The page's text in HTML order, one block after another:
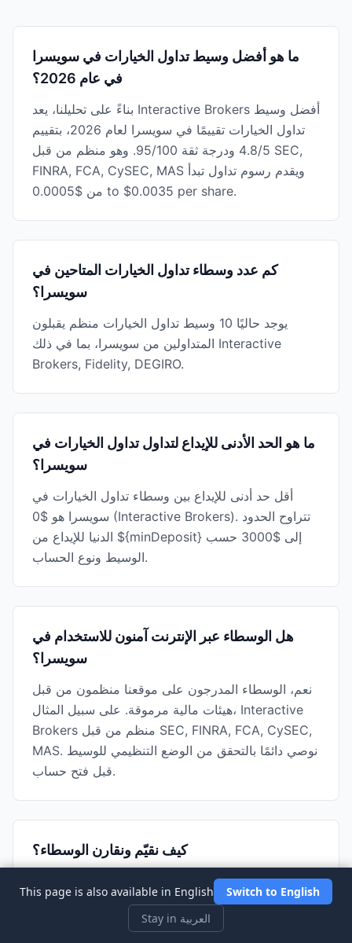
ما هو أفضل وسيط تداول الخيارات في سويسرا
في عام 2026؟
بناءً على تحليلنا، يعد Interactive Brokers أفضل وسيط
تداول الخيارات تقييمًا في سويسرا لعام 2026، بتقييم
4.8/5 ودرجة ثقة 95/100. وهو منظم من قبل SEC,
FINRA, FCA, CySEC, MAS ويقدم رسوم تداول تبدأ
من $0.0005 to $0.0035 per share.
كم عدد وسطاء تداول الخيارات المتاحين في
سويسرا؟
يوجد حاليًا 10 وسيط تداول الخيارات منظم يقبلون
المتداولين من سويسرا، بما في ذلك Interactive
Brokers, Fidelity, DEGIRO.
ما هو الحد الأدنى للإيداع لتداول تداول الخيارات في
سويسرا؟
أقل حد أدنى للإيداع بين وسطاء تداول الخيارات في
سويسرا هو $0 (Interactive Brokers). تتراوح الحدود
الدنيا للإيداع من ${minDeposit} إلى $3000 حسب
الوسيط ونوع الحساب.
هل الوسطاء عبر الإنترنت آمنون للاستخدام في
سويسرا؟
نعم، الوسطاء المدرجون على موقعنا منظمون من قبل
هيئات مالية مرموقة. على سبيل المثال، Interactive
Brokers منظم من قبل SEC, FINRA, FCA, CySEC,
MAS. نوصي دائمًا بالتحقق من الوضع التنظيمي للوسيط
قبل فتح حساب.
كيف نقيّم ونقارن الوسطاء؟
نقيّم الوسطاء بناءً على رسوم التداول والحد الأدنى
للإيداع والمنصات المتاحة والامتثال التنظيمي وتقييمات
المستخدمين ودرجات الثقة. يتم تقييم كل وسيط على
This page is also available in English
Switch to English
Stay in العربية